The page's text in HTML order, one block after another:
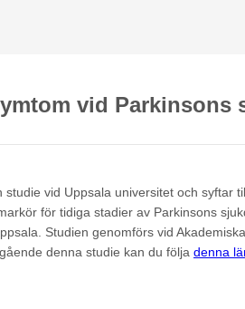
vid Parkinsons
studie vid Uppsala universitet och syftar
för tidiga stadier av Parkinsons
Studien genomförs vid
denna studie kan du följa denna